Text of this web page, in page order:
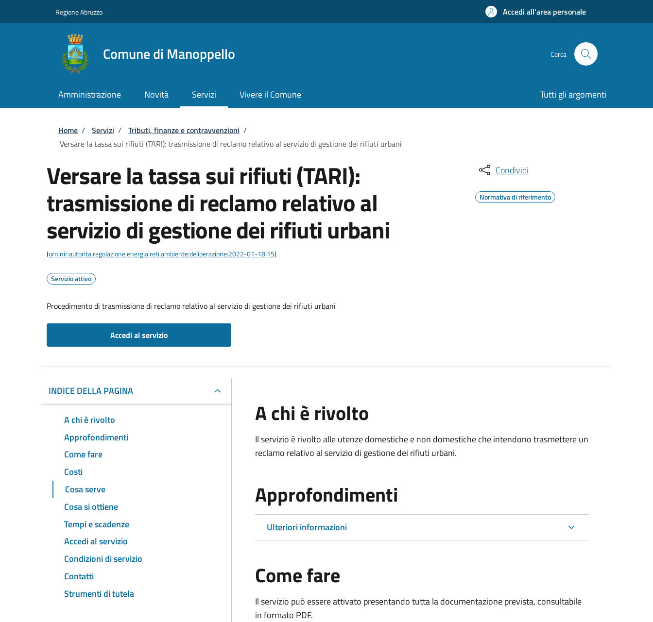
Regione Abruzzo Accedi all'area personale
Comune di Manoppello Cerca
Amministrazione Novità Servizi Vivere il Comune Tutti gli argomenti
Briciole di pane
Home / Servizi / Tributi, finanze e contravvenzioni /
Versare la tassa sui rifiuti (TARI): trasmissione di reclamo relativo al servizio di gestione dei rifiuti urbani
Versare la tassa sui rifiuti (TARI):
trasmissione di reclamo relativo al
servizio di gestione dei rifiuti urbani
(urn:nir:autorita.regolazione.energia.reti.ambiente:deliberazione:2022-01-18;15)
Servizio attivo
Procedimento di trasmissione di reclamo relativo al servizio di gestione dei rifiuti urbani
Accedi al servizio
Condividi
Normativa di riferimento
INDICE DELLA PAGINA
A chi è rivolto
Approfondimenti
Come fare
Costi
Cosa serve
Cosa si ottiene
Tempi e scadenze
Accedi al servizio
Condizioni di servizio
Contatti
Strumenti di tutela
A chi è rivolto
Il servizio è rivolto alle utenze domestiche e non domestiche che intendono trasmettere un
reclamo relativo al servizio di gestione dei rifiuti urbani.
Approfondimenti
Ulteriori informazioni
Come fare
Il servizio può essere attivato presentando tutta la documentazione prevista, consultabile
in formato PDF.